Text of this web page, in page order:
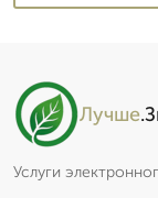
Лучше
Услуги